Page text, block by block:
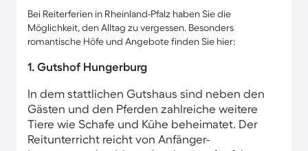
Bei Reiterferien in Rheinland-Pfalz haben Sie die
Möglichkeit, den Alltag zu vergessen. Besonders
romantische Höfe und Angebote finden Sie hier:
1. Gutshof Hungerburg
In dem stattlichen Gutshaus sind neben den
Gästen und den Pferden zahlreiche weitere
Tiere wie Schafe und Kühe beheimatet. Der
Reitunterricht reicht von Anfänger-